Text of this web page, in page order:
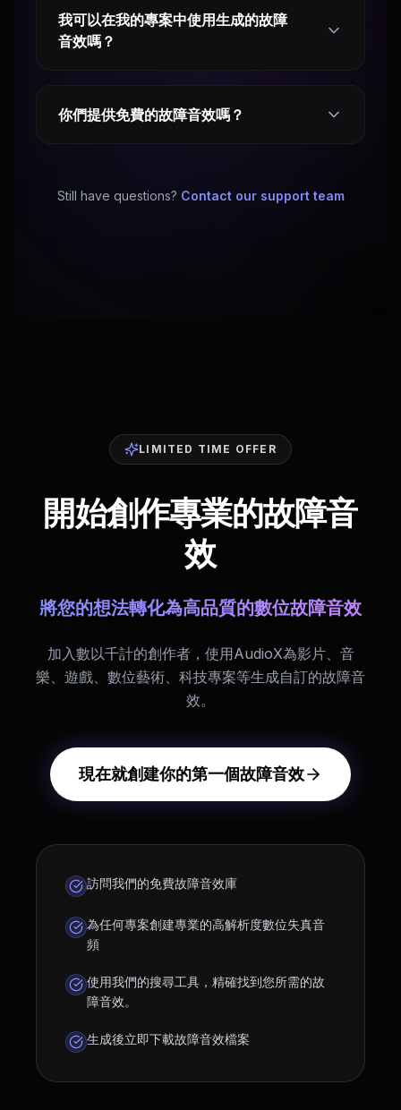
我可以在我的專案中使用生成的故障
音效嗎？
你們提供免費的故障音效嗎？
Still have questions? Contact our support team
LIMITED TIME OFFER
開始創作專業的故障音
效
將您的想法轉化為高品質的數位故障音效
加入數以千計的創作者，使用AudioX為影片、音
樂、遊戲、數位藝術、科技專案等生成自訂的故障音
效。
現在就創建你的第一個故障音效
訪問我們的免費故障音效庫
為任何專案創建專業的高解析度數位失真音
頻
使用我們的搜尋工具，精確找到您所需的故
障音效。
生成後立即下載故障音效檔案